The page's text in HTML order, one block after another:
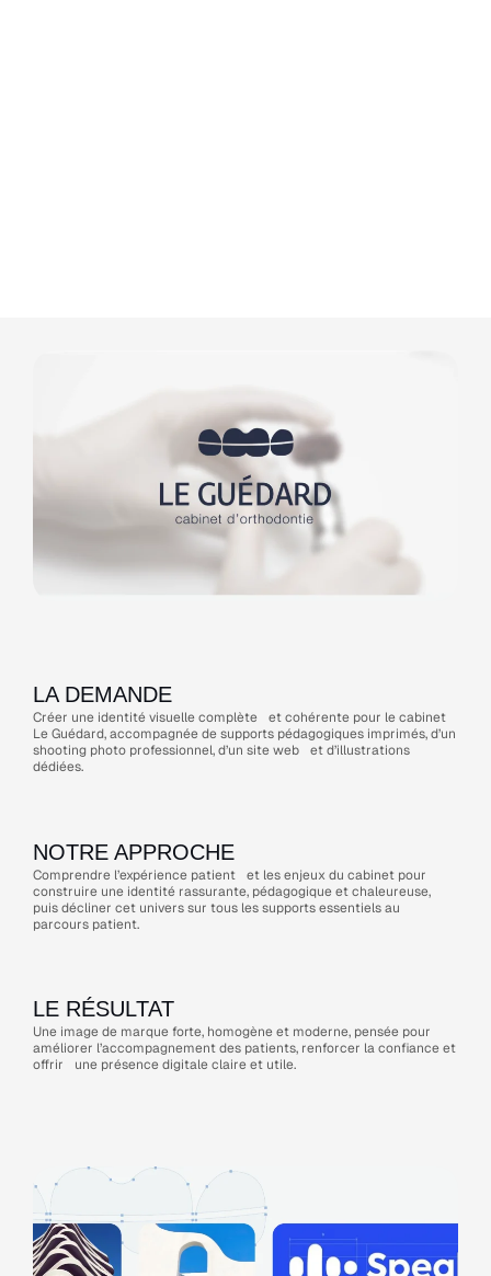
LA DEMANDE
Créer une identité visuelle complète et cohérente pour le cabinet
Le Guédard, accompagnée de supports pédagogiques imprimés, d’un
shooting photo professionnel, d’un site web et d’illustrations
dédiées.
NOTRE APPROCHE
Comprendre l’expérience patient et les enjeux du cabinet pour
construire une identité rassurante, pédagogique et chaleureuse,
puis décliner cet univers sur tous les supports essentiels au
parcours patient.
LE RÉSULTAT
Une image de marque forte, homogène et moderne, pensée pour
améliorer l’accompagnement des patients, renforcer la confiance et
offrir une présence digitale claire et utile.